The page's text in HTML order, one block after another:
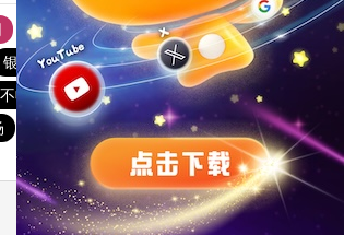
风驰加速器 旋风加速器
八戒看书
银河vqn官网 免费跨墙软件
quickq
收费的nvp加速器
每天试用一小时加速器
快连vp加速器 星空加速器
一元机场
推荐